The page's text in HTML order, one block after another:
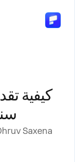
كيفية
Saxena